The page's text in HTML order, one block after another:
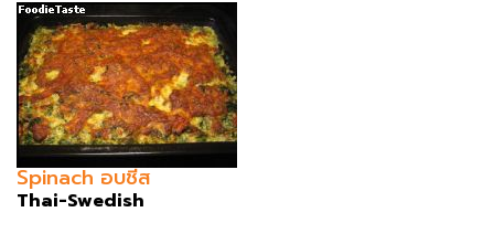
Spinach อบชีส
Thai-Swedish